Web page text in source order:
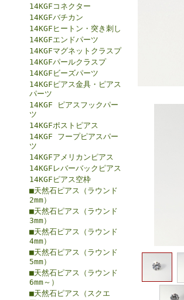
14KGFコネクター
14KGFバチカン
14KGFヒートン・突き刺し
14KGFエンドパーツ
14KGFマグネットクラスプ
14KGFパールクラスプ
14KGFビーズパーツ
14KGFピアス金具・ピアス
パーツ
14KGF ピアスフックパー
ツ
14KGFポストピアス
14KGF フープピアスパー
ツ
14KGFアメリカンピアス
14KGFレバーバックピアス
14KGFピアス空枠
■天然石ピアス（ラウンド
2mm）
■天然石ピアス（ラウンド
3mm）
■天然石ピアス（ラウンド
4mm）
■天然石ピアス（ラウンド
5mm）
■天然石ピアス（ラウンド
6mm～）
■天然石ピアス（スクエ